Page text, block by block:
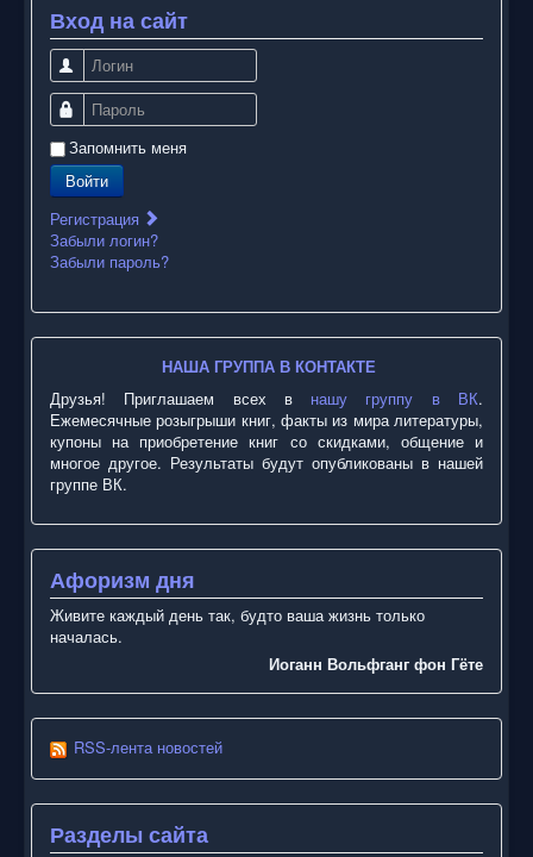
Вход на сайт
Логин
Пароль
Запомнить меня
Войти
Регистрация
Забыли логин?
Забыли пароль?
НАША ГРУППА В КОНТАКТЕ
Друзья! Приглашаем всех в нашу группу в ВК.
Ежемесячные розыгрыши книг, факты из мира литературы,
купоны на приобретение книг со скидками, общение и
многое другое. Результаты будут опубликованы в нашей
группе ВК.
Афоризм дня
Живите каждый день так, будто ваша жизнь только
началась.
Иоганн Вольфганг фон Гёте
RSS-лента новостей
Разделы сайта